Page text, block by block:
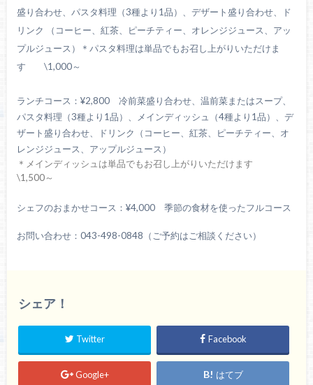
盛り合わせ、パスタ料理（3種より1品）、デザート盛り合わせ、
ド
リンク （コーヒー、紅茶、ピーチティー、オレンジジュース、アッ
プルジュース）
＊パスタ料理は単品でもお召し上がりいただけま
す \1,000～
ランチコース： ¥2,800 冷前菜盛り合わせ、温前菜またはスープ、
パスタ料理（3種より1品）、
メインディッシュ（4種より1品）、デ
ザート盛り合わせ、
ドリンク（コーヒー、紅茶、ピーチティー、オ
レンジジュース、アップルジュース）
＊メインディッシュは単品でもお召し上がりいただけます
\1,500～
シェフのおまかせコース： ¥4,000 季節の食材を使ったフルコース
お問い合わせ：043-498-0848（ご予約はご相談ください）
シェア！
Twitter Facebook
Google+ はてブ